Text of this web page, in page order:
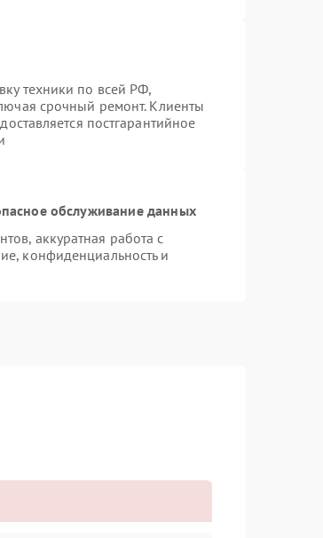
техники по всей РФ,
срочный ремонт. Клиенты
постгарантийное
обслуживание данных
аккуратная работа с
конфиденциальность и